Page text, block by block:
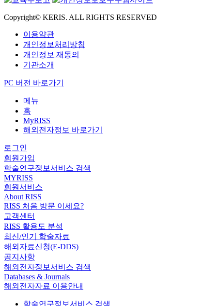
Copyright© KERIS. ALL RIGHTS RESERVED
이용약관
개인정보처리방침
개인정보 재동의
기관소개
PC 버전 바로가기
메뉴
홈
MyRISS
해외전자정보 바로가기
로그인
회원가입
학술연구정보서비스 검색
MYRISS
회원서비스
About RISS
RISS 처음 방문 이세요?
고객센터
RISS 활용도 분석
최신/인기 학술자료
해외자료신청(E-DDS)
공지사항
해외전자정보서비스 검색
Databases & Journals
해외전자자료 이용안내
학술연구정보서비스 검색